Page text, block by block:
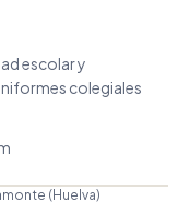
escolar y
colegiales
(Huelva)